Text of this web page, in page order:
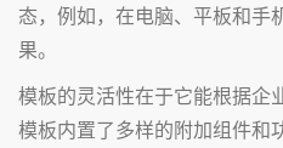
态，例如，在电脑、平板和手
果。
模板的灵活性在于它能根据企
模板内置了多样的附加组件和